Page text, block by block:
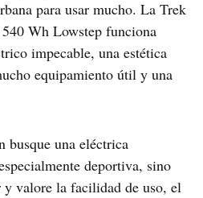
para usar mucho. La Trek
Wh Lowstep funciona
impecable, una estética
equipamiento útil y una
busque una eléctrica
deportiva, sino
y valore la facilidad de uso, el